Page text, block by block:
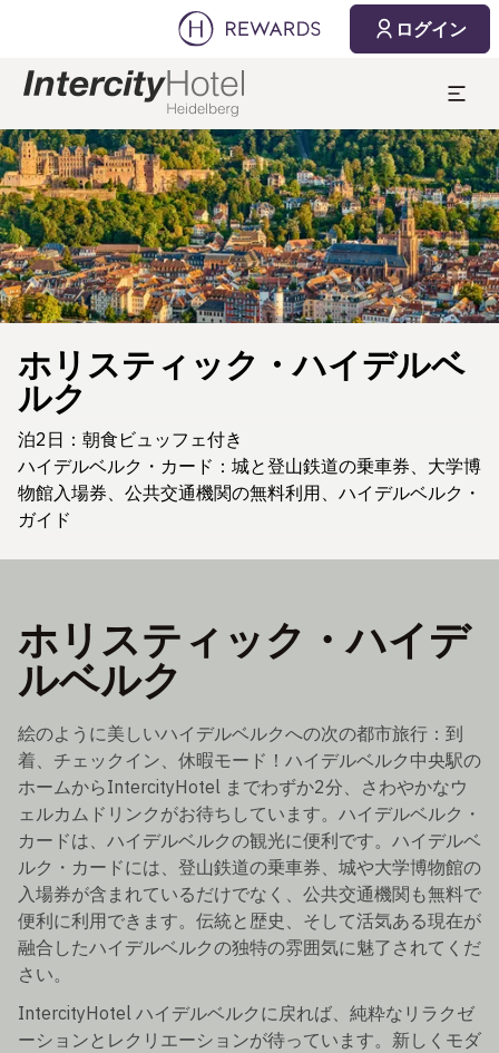
ログイン
スライド1 1
ホリスティック・ハイデルベ
ルク
泊2日：朝食ビュッフェ付き
ハイデルベルク・カード：城と登山鉄道の乗車券、大学博
物館入場券、公共交通機関の無料利用、ハイデルベルク・
ガイド
ホリスティック・ハイデ
ルベルク
絵のように美しいハイデルベルクへの次の都市旅行：到
着、チェックイン、休暇モード！ハイデルベルク中央駅の
ホームからIntercityHotel までわずか2分、さわやかなウ
ェルカムドリンクがお待ちしています。ハイデルベルク・
カードは、ハイデルベルクの観光に便利です。ハイデルベ
ルク・カードには、登山鉄道の乗車券、城や大学博物館の
入場券が含まれているだけでなく、公共交通機関も無料で
便利に利用できます。伝統と歴史、そして活気ある現在が
融合したハイデルベルクの独特の雰囲気に魅了されてくだ
さい。
IntercityHotel ハイデルベルクに戻れば、純粋なリラクゼ
ーションとレクリエーションが待っています。新しくモダ